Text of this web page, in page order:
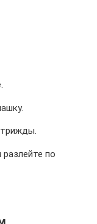
по